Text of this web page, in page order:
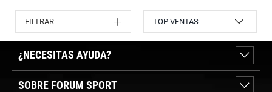
Ver más
FILTRAR
¿NECESITAS AYUDA?
SOBRE FORUM SPORT